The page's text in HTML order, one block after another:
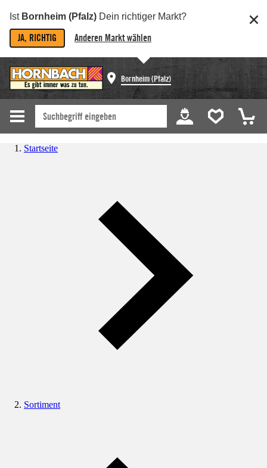
Ist Bornheim (Pfalz) Dein richtiger Markt?
JA, RICHTIG Anderen Markt wählen
Bornheim (Pfalz)
Startseite
Sortiment